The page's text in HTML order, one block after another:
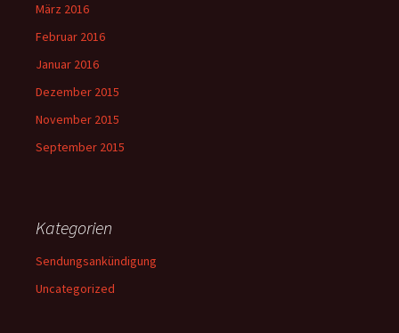
März 2016
Februar 2016
Januar 2016
Dezember 2015
November 2015
September 2015
Kategorien
Sendungsankündigung
Uncategorized